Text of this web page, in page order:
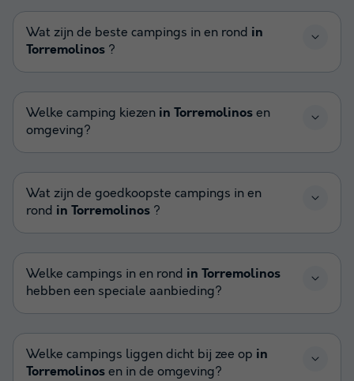
Wat zijn de beste campings in en rond in
Torremolinos ?
Welke camping kiezen in Torremolinos en
omgeving?
Wat zijn de goedkoopste campings in en
rond in Torremolinos ?
Welke campings in en rond in Torremolinos
hebben een speciale aanbieding?
Welke campings liggen dicht bij zee op in
Torremolinos en in de omgeving?